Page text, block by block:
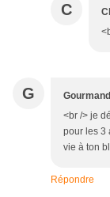
C
G
<br /> je
pour les 3
vie à ton
Répondre